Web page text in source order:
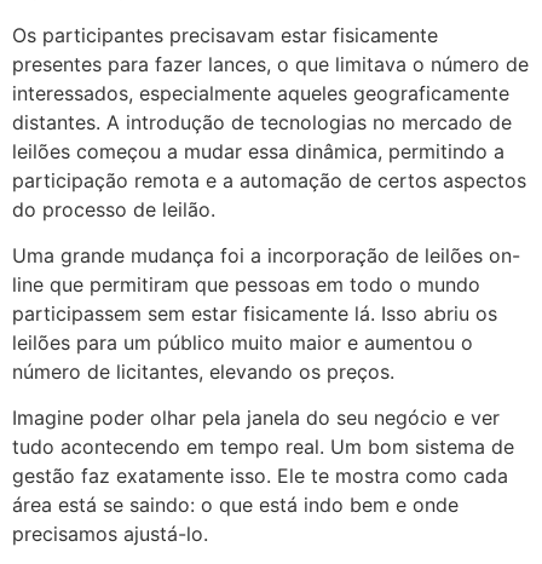
Os participantes precisavam estar fisicamente
presentes para fazer lances, o que limitava o número de
interessados, especialmente aqueles geograficamente
distantes. A introdução de tecnologias no mercado de
leilões começou a mudar essa dinâmica, permitindo a
participação remota e a automação de certos aspectos
do processo de leilão.
Uma grande mudança foi a incorporação de leilões on-
line que permitiram que pessoas em todo o mundo
participassem sem estar fisicamente lá. Isso abriu os
leilões para um público muito maior e aumentou o
número de licitantes, elevando os preços.
Imagine poder olhar pela janela do seu negócio e ver
tudo acontecendo em tempo real. Um bom sistema de
gestão faz exatamente isso. Ele te mostra como cada
área está se saindo: o que está indo bem e onde
precisamos ajustá-lo.